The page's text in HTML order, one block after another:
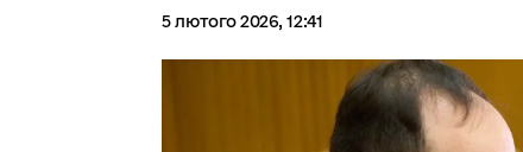
5 лютого 2026, 12:41